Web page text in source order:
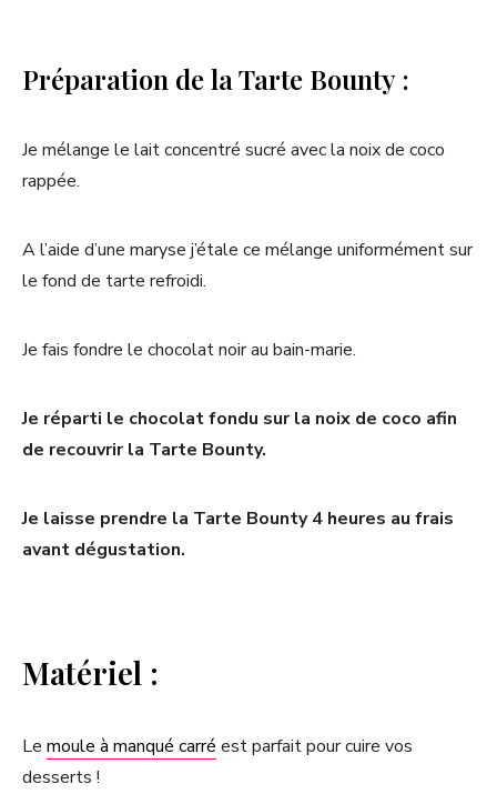
Préparation de la Tarte Bounty :
Je mélange le lait concentré sucré avec la noix de coco
rappée.
A l’aide d’une maryse j’étale ce mélange uniformément sur
le fond de tarte refroidi.
Je fais fondre le chocolat noir au bain-marie.
Je réparti le chocolat fondu sur la noix de coco afin
de recouvrir la Tarte Bounty.
Je laisse prendre la Tarte Bounty 4 heures au frais
avant dégustation.
Matériel :
Le moule à manqué carré est parfait pour cuire vos
desserts !